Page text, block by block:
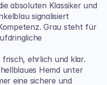
absoluten Klassiker und
signalisiert
Grau steht für
frisch, ehrlich und klar.
Hemd unter
eine sichere und